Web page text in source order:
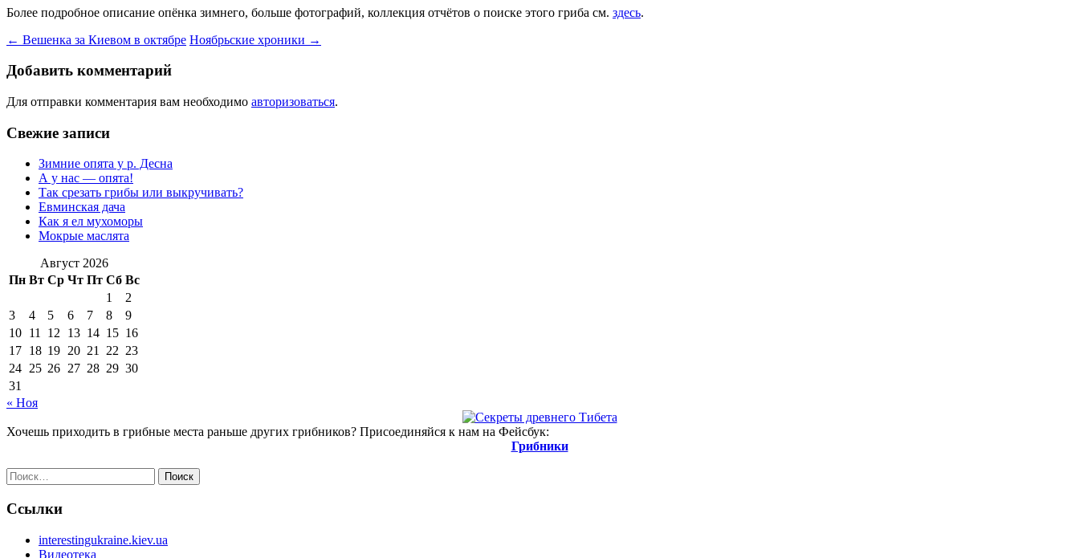
Более подробное описание опёнка зимнего, больше фотографий, коллекция отчётов о поиске этого гриба см. здесь.
Навигация
по
записям
← Вешенка за Киевом в октябре Ноябрьские хроники →
Добавить комментарий
Для отправки комментария вам необходимо авторизоваться.
Свежие записи
Зимние опята у р. Десна
А у нас — опята!
Так срезать грибы или выкручивать?
Евминская дача
Как я ел мухоморы
Мокрые маслята
Август 2026
Пн Вт Ср Чт Пт Сб Вс
1
2
3
4 5 6 7 8
9
10 11 12 13 14 15 16
17 18 19 20 21 22 23
24 25 26 27 28 29 30
31
« Ноя
Хочешь приходить в грибные места раньше других грибников? Присоединяйся к нам на Фейсбук:
Грибники
Найти:
Ссылки
interestingukraine.kiev.ua
Видеотека